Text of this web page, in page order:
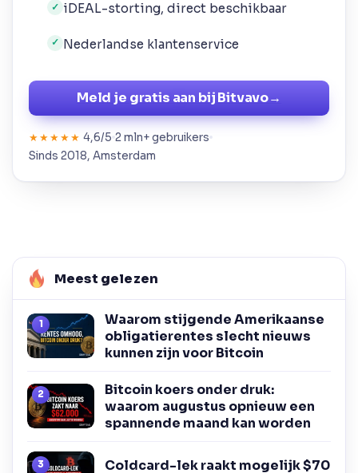
✓ iDEAL-storting, direct beschikbaar
✓ Nederlandse klantenservice
Meld je gratis aan bij Bitvavo→
★★★★★ 4,6/5 2 mln+ gebruikers
Sinds 2018, Amsterdam
Meest gelezen
Waarom stijgende Amerikaanse
obligatierentes slecht nieuws
kunnen zijn voor Bitcoin
Bitcoin koers onder druk:
waarom augustus opnieuw een
spannende maand kan worden
Coldcard-lek raakt mogelijk $70